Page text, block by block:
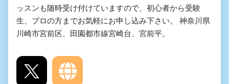
ッスンも随時受け付けていますので、初心者から受験
生、プロの方までお気軽にお申し込み下さい。 神奈川県
川崎市宮前区、田園都市線宮崎台、宮前平。